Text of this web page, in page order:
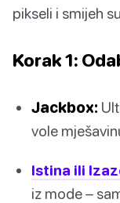
pikseli i smijeh
Korak 1:
Jackbox:
vole
Istina ili
iz mode –